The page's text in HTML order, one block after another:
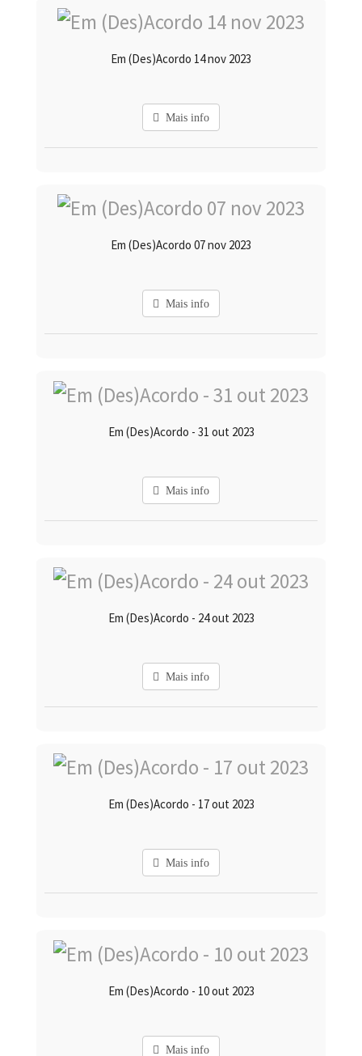
Em (Des)Acordo 14 nov 2023
Mais info
Em (Des)Acordo 07 nov 2023
Mais info
Em (Des)Acordo - 31 out 2023
Mais info
Em (Des)Acordo - 24 out 2023
Mais info
Em (Des)Acordo - 17 out 2023
Mais info
Em (Des)Acordo - 10 out 2023
Mais info